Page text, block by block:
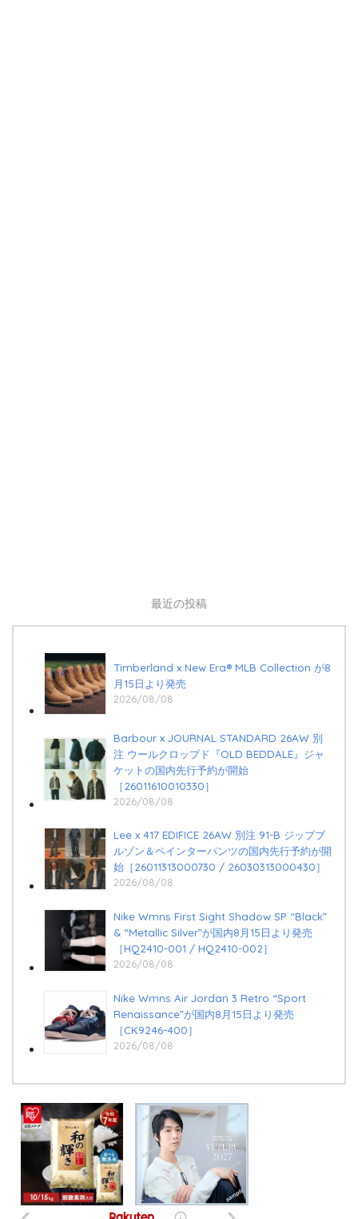
最近の投稿
Timberland x New Era®︎ MLB Collection が8
月15日より発売
2026/08/08
Barbour x JOURNAL STANDARD 26AW 別
注 ウールクロップド『OLD BEDDALE』ジャ
ケットの国内先行予約が開始
［26011610010330］
2026/08/08
Lee x 417 EDIFICE 26AW 別注 91-B ジップブ
ルゾン＆ペインターパンツの国内先行予約が開
始［26011313000730 / 26030313000430］
2026/08/08
Nike Wmns First Sight Shadow SP “Black”
& “Metallic Silver”が国内8月15日より発売
［HQ2410-001 / HQ2410-002］
2026/08/08
Nike Wmns Air Jordan 3 Retro “Sport
Renaissance”が国内8月15日より発売
［CK9246-400］
2026/08/08